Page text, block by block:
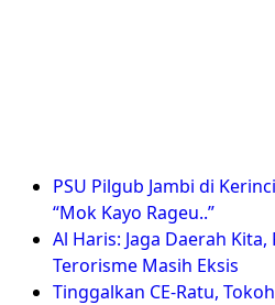
PSU Pilgub Jambi di
“Mok Kayo Rageu..”
Al Haris: Jaga Daerah
Terorisme Masih Eksis
Tinggalkan CE-Ratu,